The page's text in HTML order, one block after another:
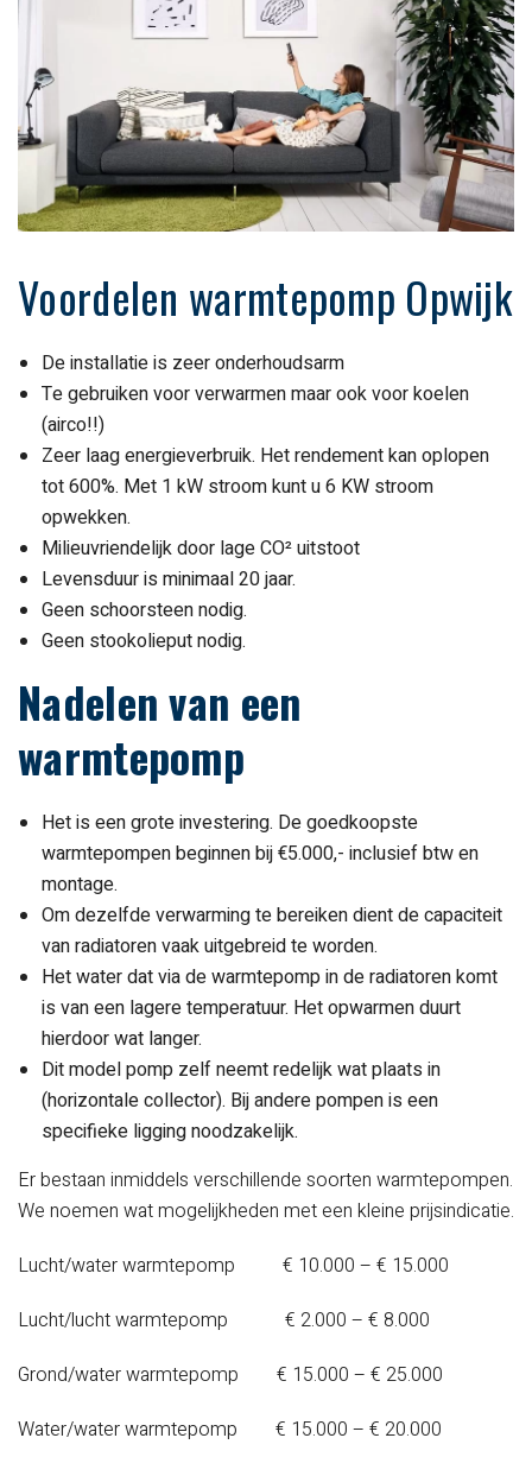
Voordelen warmtepomp Opwijk
De installatie is zeer onderhoudsarm
Te gebruiken voor verwarmen maar ook voor koelen
(airco!!)
Zeer laag energieverbruik. Het rendement kan oplopen
tot 600%. Met 1 kW stroom kunt u 6 KW stroom
opwekken.
Milieuvriendelijk door lage CO² uitstoot
Levensduur is minimaal 20 jaar.
Geen schoorsteen nodig.
Geen stookolieput nodig.
Nadelen van een
warmtepomp
Het is een grote investering. De goedkoopste
warmtepompen beginnen bij €5.000,- inclusief btw en
montage.
Om dezelfde verwarming te bereiken dient de capaciteit
van radiatoren vaak uitgebreid te worden.
Het water dat via de warmtepomp in de radiatoren komt
is van een lagere temperatuur. Het opwarmen duurt
hierdoor wat langer.
Dit model pomp zelf neemt redelijk wat plaats in
(horizontale collector). Bij andere pompen is een
specifieke ligging noodzakelijk.
Er bestaan inmiddels verschillende soorten warmtepompen.
We noemen wat mogelijkheden met een kleine prijsindicatie.
Lucht/water warmtepomp € 10.000 – € 15.000
Lucht/lucht warmtepomp € 2.000 – € 8.000
Grond/water warmtepomp € 15.000 – € 25.000
Water/water warmtepomp € 15.000 – € 20.000